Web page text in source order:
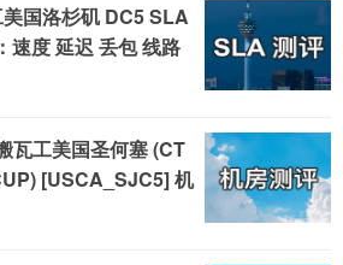
国洛杉矶 DC5 SLA
速度 延迟 丢包 线路
瓦工美国圣何塞 (CT
[USCA_SJC5] 机